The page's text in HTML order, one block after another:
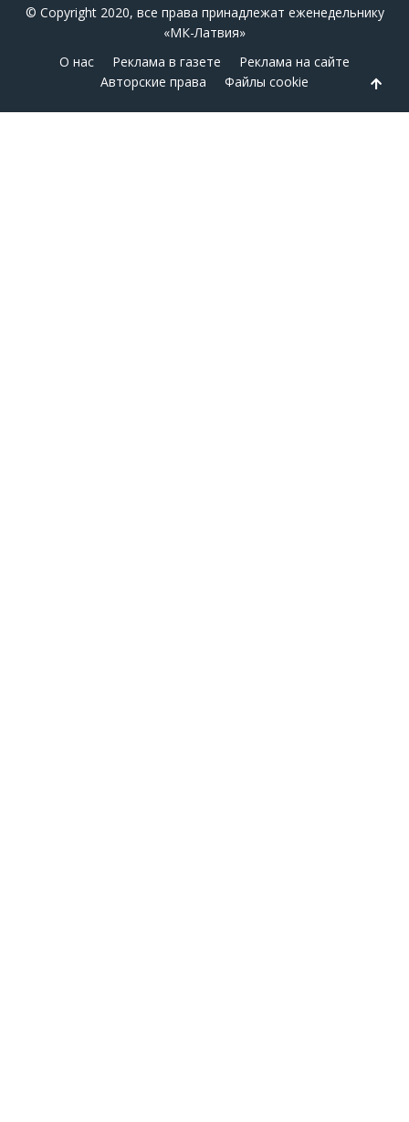
© Copyright 2020, все права принадлежат еженедельнику
«МК-Латвия»
О нас
Реклама в газете
Реклама на сайте
Авторские права
Файлы cookie